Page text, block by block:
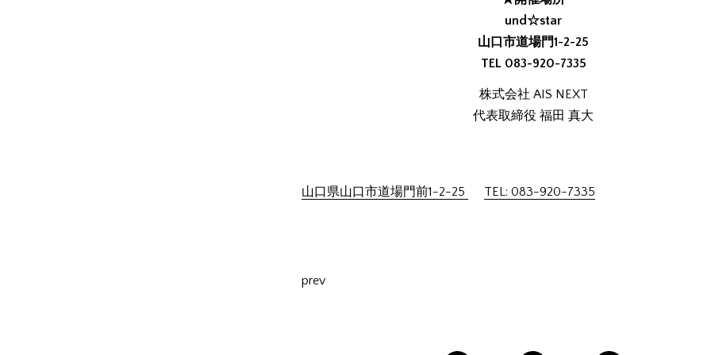
und☆star
山口市道場門1-2-25
TEL 083-920-7335
株式会社 AIS NEXT
代表取締役 福田 真大
山口県山口市道場門前1-2-25 TEL: 083-920-7335
prev